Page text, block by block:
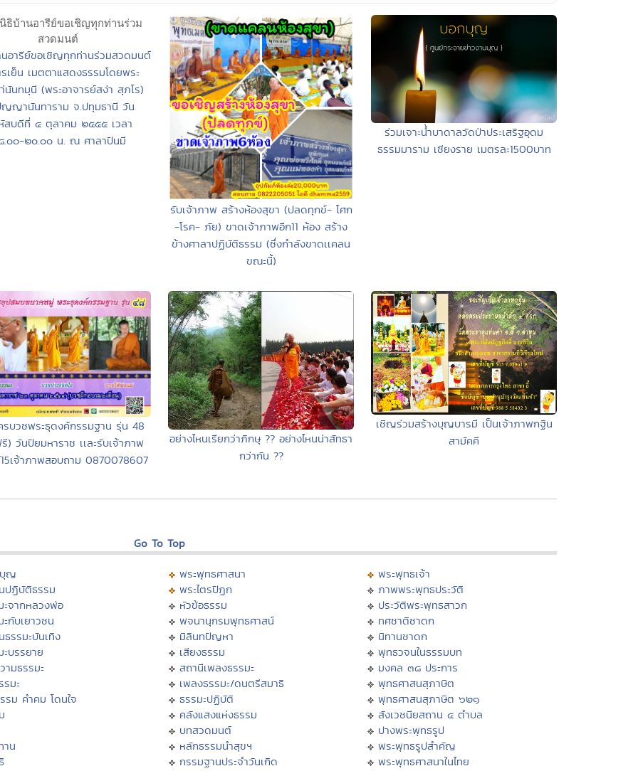
อารีย์ขอเชิญทุกท่านร่วมสวดมนต์
เย็น เมตตาแสดงธรรมโดยพระ
นทมุนี (พระอาจารย์สง่า สุภโร)
ญานันทาราม จ.ปทุมธานี วัน
สบดีที่ ๔ ตุลาคม ๒๕๕๕ เวลา
.๐๐-๒๐.๐๐ น. ณ ศาลาปันมี
รับเจ้าภาพ สร้างห้องสุขา (ปลดทุกข์- โศก
-โรค- ภัย) ขาดเจ้าภาพอีก11 ห้อง สร้าง
ข้างศาลาปฏิบัติธรรม (ซึ่งกำลังขาดเเคลน
ขณะนี้)
ร่วมเจาะน้ำบาดาลวัดป่าประเสริฐอุดม
ธรรมมาราม เชียงราย เมตรละ1500บาท
บวชพระธุดงค์กรรมฐาน รุ่น 48
) วันปิยมหาราช เเละรับเจ้าภาพ
เจ้าภาพสอบถาม 0870078607
อย่างไหนเรียกว่าภิกษุ ?? อย่างไหนน่าสัทธา
กว่ากัน ??
เชิญร่วมสร้างบุญบารมี เป็นเจ้าภาพกฐิน
สามัคคี
Go To Top
ญ
ปฏิบัติธรรม
ะจากหลวงพ่อ
ะกับเยาวชน
ธรรมะบันเทิง
ะบรรยาย
ามธรรมะ
รมะ
รม คำคม โดนใจ
น
พระพุทธศาสนา
พระไตรปิฏก
หัวข้อธรรม
พจนานุกรมพุทธศาสน์
มิลินทปัญหา
เสียงธรรม
สถานีเพลงธรรมะ
เพลงธรรมะ/ดนตรีสมาธิ
ธรรมะปฏิบัติ
คลังแสงแห่งธรรม
บทสวดมนต์
หลักธรรมนำสุขฯ
กรรมฐานประจำวันเกิด
พระพุทธเจ้า
ภาพพระพุทธประวัติ
ประวัติพระพุทธสาวก
ทศชาติชาดก
นิทานชาดก
พุทธวจนในธรรมบท
มงคล ๓๘ ประการ
พุทธศาสนสุภาษิต
พุทธศาสนสุภาษิต ๖๒๑
สังเวชนียสถาน ๔ ตำบล
ปางพระพุทธรูป
พระพุทธรูปสำคัญ
พระพุทธศาสนาในไทย